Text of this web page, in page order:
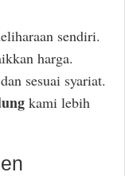
sendiri.
harga.
sesuai syariat.
kami lebih